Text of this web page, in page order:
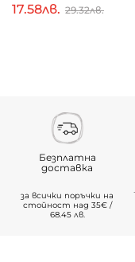
17.58лв. 29.32лв.
Безплатна
доставка
за всички поръчки на
стойност над 35€ /
68.45 лв.